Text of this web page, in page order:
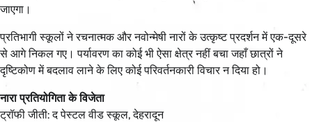
जाएगा।
प्रतिभागी स्कूलों ने रचनात्मक और नवोन्मेषी नारों के उत्कृष्ट प्रदर्शन में एक-दूसरे
से आगे निकल गए। पर्यावरण का कोई भी ऐसा क्षेत्र नहीं बचा जहाँ छात्रों ने
दृष्टिकोण में बदलाव लाने के लिए कोई परिवर्तनकारी विचार न दिया हो।
नारा प्रतियोगिता के विजेता
ट्रॉफी जीती: द पेस्टल वीड स्कूल, देहरादून